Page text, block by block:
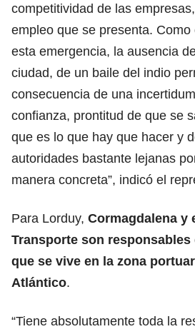
competitividad de las
empleo que se presenta.
esta emergencia, la ausencia
ciudad, de un baile del indio
consecuencia de una
confianza, prontitud de que se
que es lo que hay que hacer y
autoridades bastante lejanas
manera concreta”, indicó el
Para Lorduy, Cormagdalena y
Transporte son responsables
que se vive en la zona
Atlántico.
“Tiene absolutamente toda la